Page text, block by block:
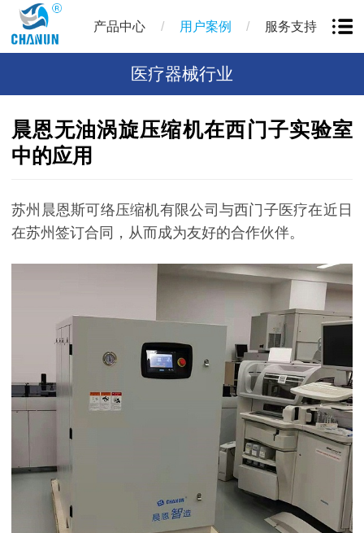
产品中心 / 用户案例 / 服务支持
医疗器械行业
晨恩无油涡旋压缩机在西门子实验室
中的应用
苏州晨恩斯可络压缩机有限公司与西门子医疗在近日
在苏州签订合同，从而成为友好的合作伙伴。